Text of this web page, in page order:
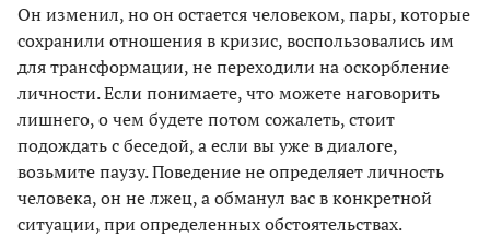
Он изменил, но он остается человеком, пары, которые
сохранили отношения в кризис, воспользовались им
для трансформации, не переходили на оскорбление
личности. Если понимаете, что можете наговорить
лишнего, о чем будете потом сожалеть, стоит
подождать с беседой, а если вы уже в диалоге,
возьмите паузу. Поведение не определяет личность
человека, он не лжец, а обманул вас в конкретной
ситуации, при определенных обстоятельствах.